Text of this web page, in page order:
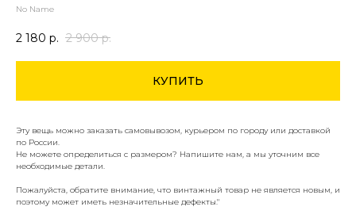
No Name
2 180 р. 2 900 р.
КУПИТЬ
Эту вещь можно заказать самовывозом, курьером по городу или доставкой
по России.
Не можете определиться с размером? Напишите нам, а мы уточним все
необходимые детали.
Пожалуйста, обратите внимание, что винтажный товар не является новым, и
поэтому может иметь незначительные дефекты."